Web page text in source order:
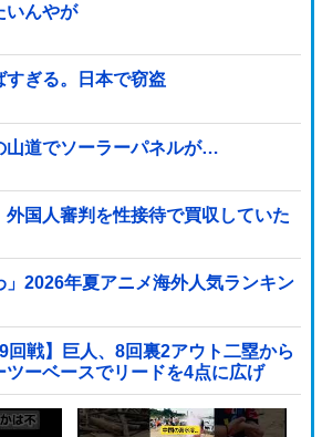
いんやが
すぎる。日本で窃盗
山道でソーラーパネルが…
国人審判を性接待で買収していた
」2026年夏アニメ海外人気ランキン
回戦】巨人、8回裏2アウト二塁から
ーベースでリードを4点に広げ
他